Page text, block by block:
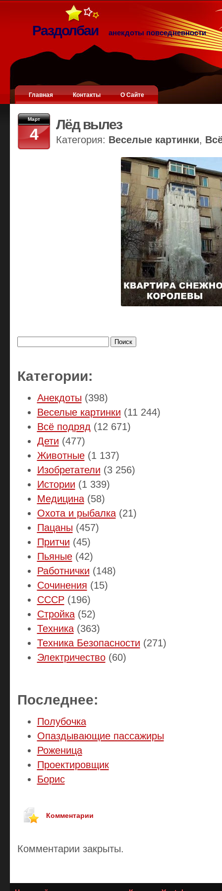
Раздолбаи анекдоты повседневности
Главная Контакты О Сайте
Март
4
Лёд вылез
Категория: Веселые картинки,
Категории:
Анекдоты (398)
Веселые картинки (11 244)
Всё подряд (12 671)
Дети (477)
Животные(1 137)
Изобретатели (3 256)
Истории (1 339)
Медицина(58)
Охота и рыбалка(21)
Пацаны (457)
Притчи (45)
Пьяные(42)
Работнички (148)
Сочинения (15)
СССР(196)
Стройка(52)
Техника(363)
Техника Безопасности (271)
Электричество(60)
Последнее:
Полубочка
Опаздывающие пассажиры
Роженица
Проектировщик
Борис
Комментарии
Комментарии закрыты.